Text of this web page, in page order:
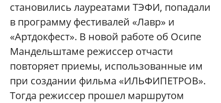
становились лауреатами ТЭФИ, попадали
в программу фестивалей «Лавр» и
«Артдокфест». В новой работе об Осипе
Мандельштаме режиссер отчасти
повторяет приемы, использованные им
при создании фильма «ИЛЬФИПЕТРОВ».
Тогда режиссер прошел маршрутом